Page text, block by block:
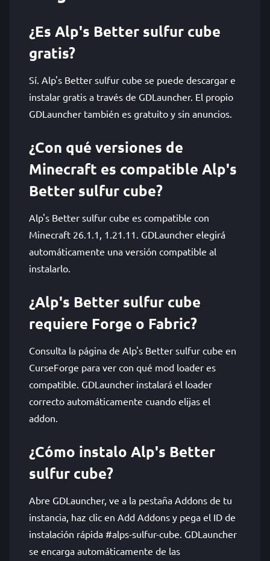
¿Es Alp's Better sulfur cube
gratis?
Sí. Alp's Better sulfur cube se puede descargar e
instalar gratis a través de GDLauncher. El propio
GDLauncher también es gratuito y sin anuncios.
¿Con qué versiones de
Minecraft es compatible Alp's
Better sulfur cube?
Alp's Better sulfur cube es compatible con
Minecraft 26.1.1, 1.21.11. GDLauncher elegirá
automáticamente una versión compatible al
instalarlo.
¿Alp's Better sulfur cube
requiere Forge o Fabric?
Consulta la página de Alp's Better sulfur cube en
CurseForge para ver con qué mod loader es
compatible. GDLauncher instalará el loader
correcto automáticamente cuando elijas el
addon.
¿Cómo instalo Alp's Better
sulfur cube?
Abre GDLauncher, ve a la pestaña Addons de tu
instancia, haz clic en Add Addons y pega el ID de
instalación rápida #alps-sulfur-cube. GDLauncher
se encarga automáticamente de las